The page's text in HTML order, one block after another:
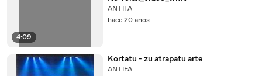
4:09
ANTIFA
hace 20 años
Kortatu - zu atrapatu arte
ANTIFA